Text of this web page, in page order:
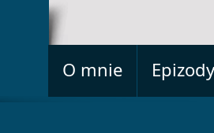
O mnie Epizody